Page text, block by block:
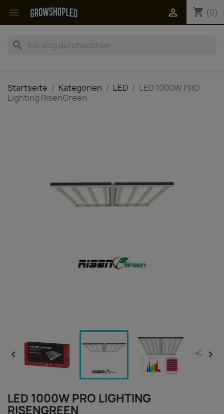
 shopping_cart (0)

search
Startseite Kategorien LED
LED 1000W PRO
Lighting RisenGreen
 
LED 1000W PRO LIGHTING
RISENGREEN